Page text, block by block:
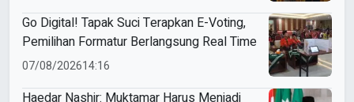
Go Digital! Tapak Suci Terapkan E-Voting,
Pemilihan Formatur Berlangsung Real Time
07/08/202614:16
Haedar Nashir: Muktamar Harus Menjadi